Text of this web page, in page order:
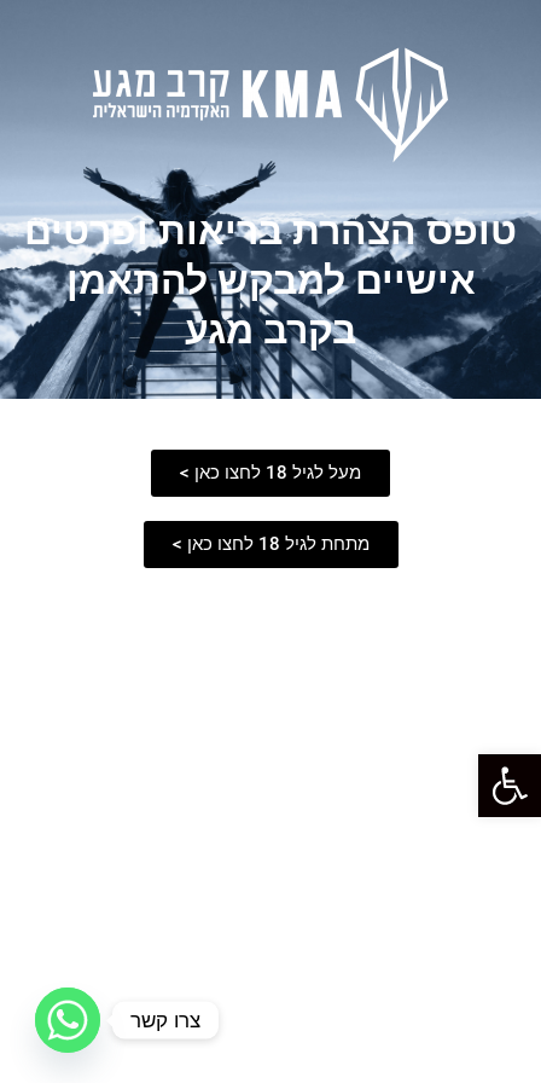
פתח סרגל נגישות
טופס הצהרת בריאות ופרטים
אישיים למבקש להתאמן
בקרב מגע
מעל לגיל 18 לחצו כאן >
מתחת לגיל 18 לחצו כאן >
צרו קשר